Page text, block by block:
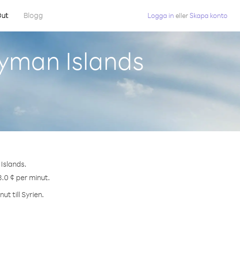
Blogg Logga in eller Skapa konto
Islands
¢ per minut.
till Syrien.